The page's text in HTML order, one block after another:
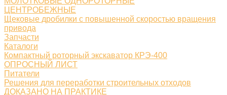
ЦЕНТРОБЕЖНЫЕ
Щековые дробилки с повышенной скоростью вращения
привода
Запчасти
Каталоги
Компактный роторный экскаватор КРЭ-400
ОПРОСНЫЙ ЛИСТ
Питатели
Решения для переработки строительных отходов
ДОКАЗАНО НА ПРАКТИКЕ